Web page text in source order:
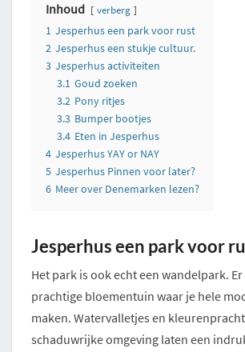
Inhoud verberg
1 Jesperhus een park voor rust
2 Jesperhus een stukje cultuur.
3 Jesperhus activiteiten
3.1 Goud zoeken
3.2 Pony ritjes
3.3 Bumper bootjes
3.4 Eten in Jesperhus
4 Jesperhus YAY or NAY
5 Jesperhus Pinnen voor later?
6 Meer over Denemarken lezen?
Jesperhus een park voor
Het park is ook echt een wandelpark.
prachtige bloementuin waar je hele
maken. Watervalletjes en
schaduwrijke omgeving laten een